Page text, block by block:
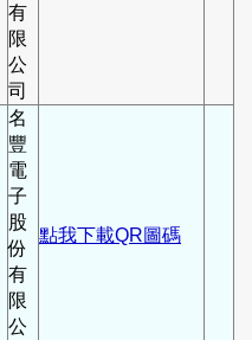
有
限
公
司
名
豐
電
子
股
份
有
限
公
點我下載QR圖碼